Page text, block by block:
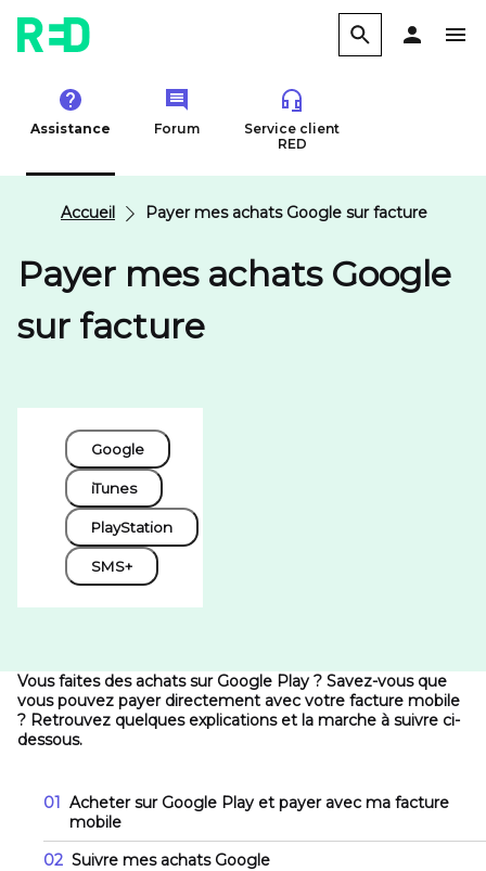
Assistance Forum
Service client
RED
Accueil Payer mes achats Google sur facture
Payer mes achats Google
sur facture
Google
iTunes
PlayStation
SMS+
Vous faites des achats sur Google Play ? Savez-vous que
vous pouvez payer directement avec votre facture mobile
? Retrouvez quelques explications et la marche à suivre ci-
dessous.
01 Acheter sur Google Play et payer avec ma facture
mobile
02 Suivre mes achats Google